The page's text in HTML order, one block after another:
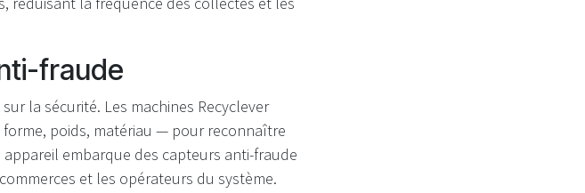
fraude
la sécurité. Les machines Recyclever
poids, matériau — pour reconnaître
embarque des capteurs anti-fraude
et les opérateurs du système.